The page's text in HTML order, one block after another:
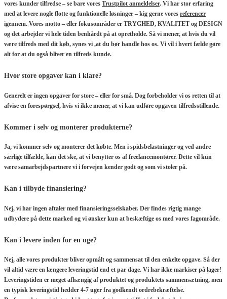
vores kunder tilfredse – se bare vores Trustpilot anmeldelser. Vi har stor erfaring
med at levere nogle flotte og funktionelle løsninger – kig gerne vores referencer
igennem. Vores motto – eller fokusområder er TRYGHED, KVALITET og DESIGN
og det arbejder vi hele tiden benhårdt på at opretholde. Så vi mener, at hvis du vil
være tilfreds med dit køb, synes vi ,at du bør handle hos os. Vi vil i hvert fælde gøre
alt for at du også bliver en tilfreds kunde.
Hvor store opgaver kan i klare?
Generelt er ingen opgaver for store – eller for små. Dog forbeholder vi os retten til at
afvise en forespørgsel, hvis vi ikke mener, at vi kan udføre opgaven tilfredsstillende.
Kommer i selv og monterer produkterne?
Ja, vi kommer selv og monterer det købte. Men i spidsbelastninger og ved andre
særlige tilfælde, kan det ske, at vi benytter os af freelancemontører. Dette vil kun
være samarbejdspartnere vi i forvejen kender godt og som vi stoler på.
Kan i tilbyde finansiering?
Nej, vi har ingen aftaler med finansieringsselskaber. Der findes rigtig mange
udbydere på dette marked og vi ønsker kun at beskæftige os med vores fagområde.
Kan i levere inden for en uge?
Nej, alle vores produkter bliver opmålt og sammensat til den enkelte opgave. Så der
vil altid være en længere leveringstid end et par dage. Vi har ikke markiser på lager!
Leveringstiden er meget afhængig af produktet og produktets sammensætning, men
en typisk leveringstid hedder 4-7 uger fra godkendt ordrebekræftelse.